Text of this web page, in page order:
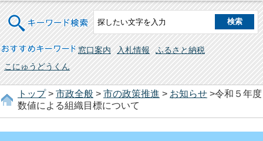
キーワード検索
おすすめキーワード 窓口案内 入札情報
ふるさと納税
こにゅうどうくん
トップ> 市政全般 > 市の政策推進 > お知らせ >令和５年度
数値による組織目標について